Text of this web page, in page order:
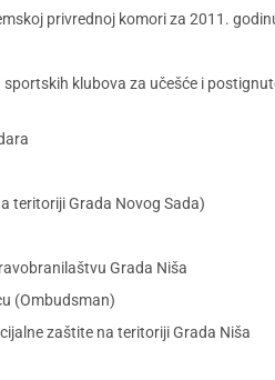
privrednoj komori za 2011.
klubova za učešće i
teritoriji Grada Novog Sada)
Grada Niša
(Ombudsman)
zaštite na teritoriji Grada Niša